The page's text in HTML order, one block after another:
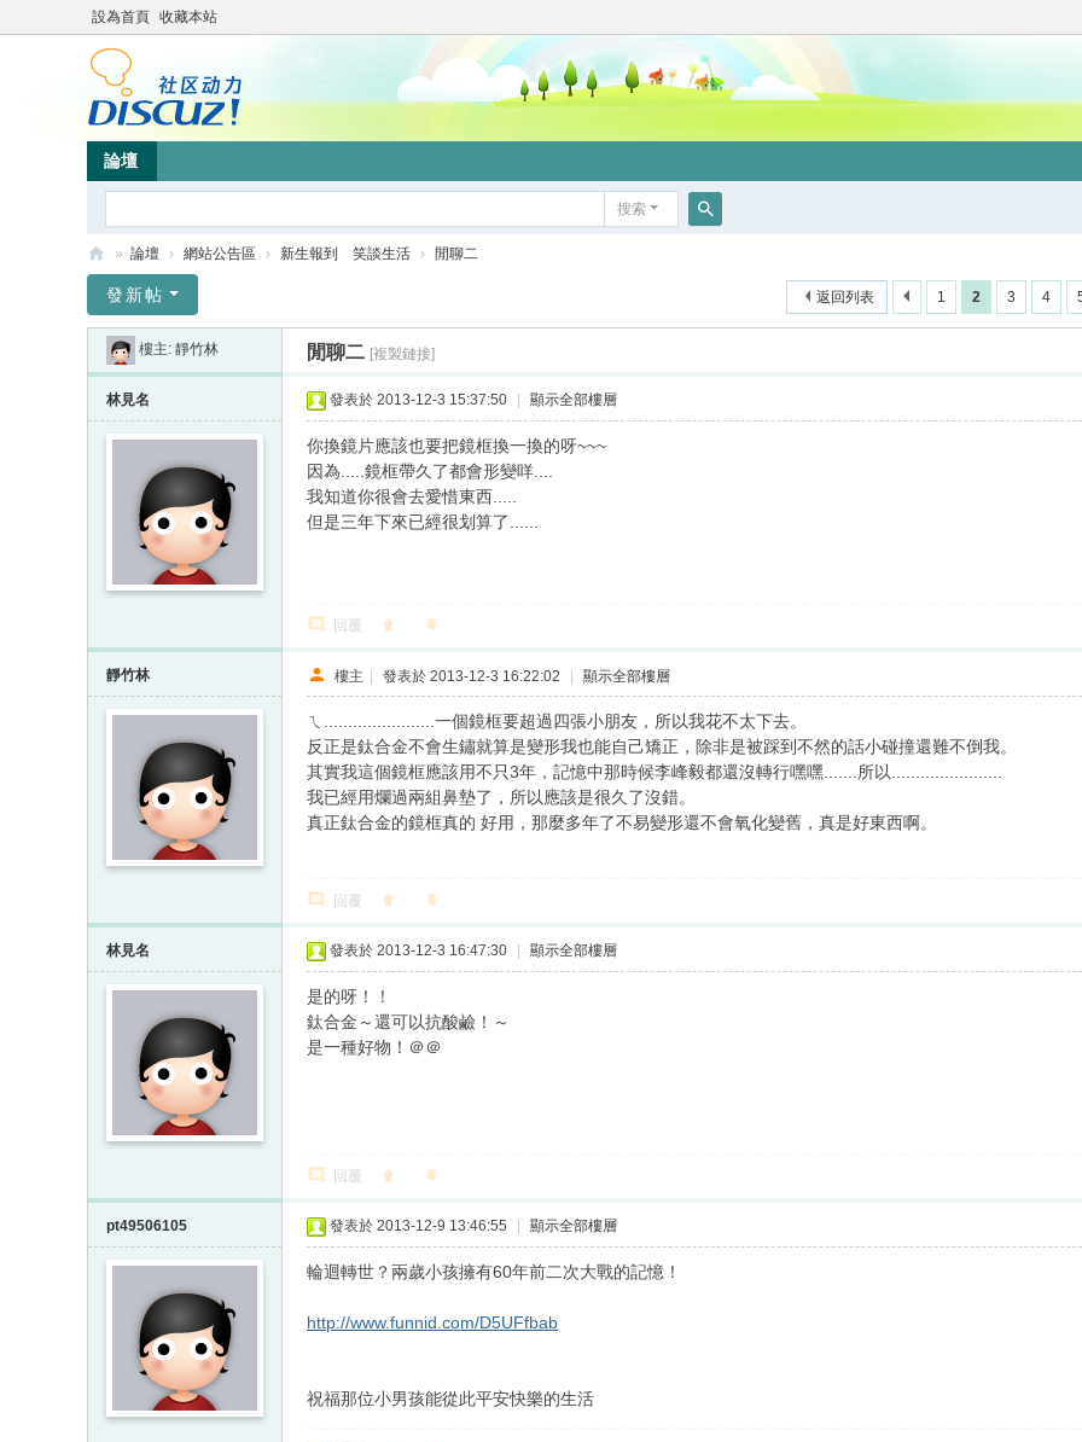
設為首頁 收藏本站
論壇
搜索
竹
» 論壇 › 網站公告區 › 新生報到 笑談生活 › 閒聊二
1 2 3 4
返回列表
發新帖
樓主: 靜竹林 閒聊二 [複製鏈接]
林見名 發表於 2013-12-3 15:37:50 顯示全部樓層
你換鏡片應該也要把鏡框換一換的呀~~~
因為.....鏡框帶久了都會形變咩....
我知道你很會去愛惜東西.....
但是三年下來已經很划算了......
回覆
靜竹林 樓主 | 發表於 2013-12-3 16:22:02 | 顯示全部樓層
ㄟ.......................一個鏡框要超過四張小朋友，所以我花不太下去。
反正是鈦合金不會生鏽就算是變形我也能自己矯正，除非是被踩到不然的話小碰撞還難不倒我。
其實我這個鏡框應該用不只3年，記憶中那時候李峰毅都還沒轉行嘿嘿.......所以.......................
我已經用爛過兩組鼻墊了，所以應該是很久了沒錯。
真正鈦合金的鏡框真的 好用，那麼多年了不易變形還不會氧化變舊，真是好東西啊。
回覆
林見名 發表於 2013-12-3 16:47:30 顯示全部樓層
是的呀！！
鈦合金～還可以抗酸鹼！～
是一種好物！＠＠
回覆
pt49506105 發表於 2013-12-9 13:46:55 顯示全部樓層
輪迴轉世？兩歲小孩擁有60年前二次大戰的記憶！
http://www.funnid.com/D5UFfbab
祝福那位小男孩能從此平安快樂的生活